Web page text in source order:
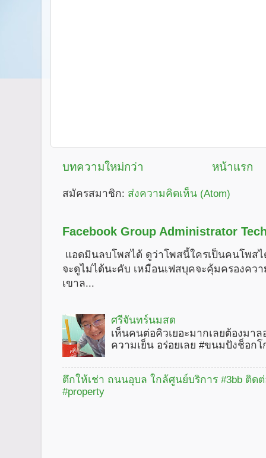
บทความใหม่กว่า หน้าแรก
สมัครสมาชิก: ส่งความคิดเห็น (Atom)
Facebook Group Administrator
แอดมินลบโพสได้ ดูว่าโพสนี้ใครเป็นคนโพส
จะดูไม่ได้นะคับ เหมือนเฟสบุคจะคุ้มครองคว
เขาล...
ศรีจันทร์นมสด
เห็นคนต่อคิวเยอะมากเลยต้องมา
ความเย็น อร่อยเลย #ขนมปังช็อก
ตึกให้เช่า ถนนอุบล ใกล้ศูนย์บริการ #3bb ติดต่
#property